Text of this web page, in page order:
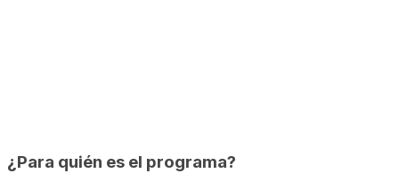
¿Para quién es el programa?